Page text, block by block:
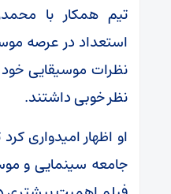
تیم همکار با
استعداد در عرصه
نظرات موسیقایی خود
نظر خوبی داشتند.
او اظهار امیدواری
جامعه سینمایی و